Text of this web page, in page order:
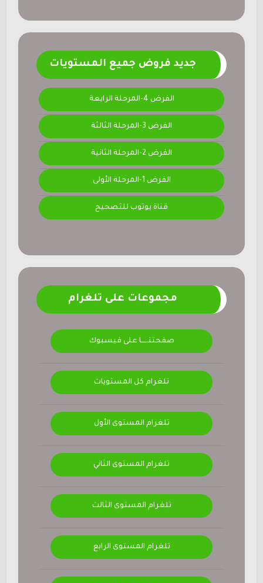
جديد فروض جميع المستويات
الفرض 4-المرحلة الرابعة
الفرض 3-المرحلة الثالثة
الفرض 2-المرحلة الثانية
الفرض 1-المرحلة الأولى
قناة يوتوب للتصحيح
مجموعات على تلغرام
صفحتنــــــا على فيسبوك
تلغرام كل المستويات
تلغرام المستوى الأول
تلغرام المستوى الثاني
تلغرام المستوى الثالث
تلغرام المستوى الرابع